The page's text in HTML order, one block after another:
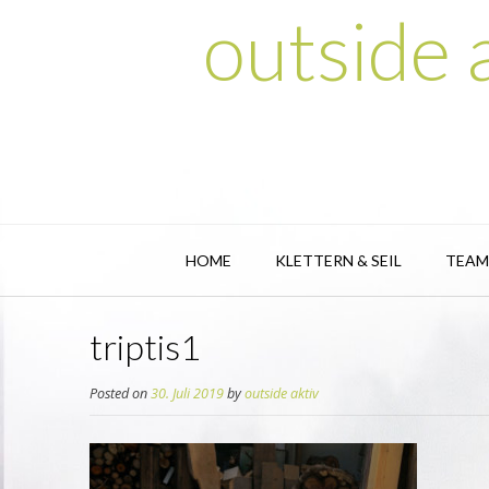
outside
HOME KLETTERN & SEIL TEAM
triptis1
Posted on30. Juli 2019byoutside aktiv